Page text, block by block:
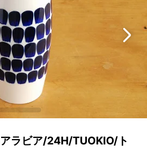
アラビア/24H/TUOKIO/ト